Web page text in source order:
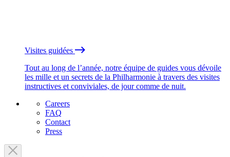
Visites guidées
Tout au long de l’année, notre équipe de guides vous dévoile
les mille et un secrets de la Philharmonie à travers des visites
instructives et conviviales, de jour comme de nuit.
Careers
FAQ
Contact
Press